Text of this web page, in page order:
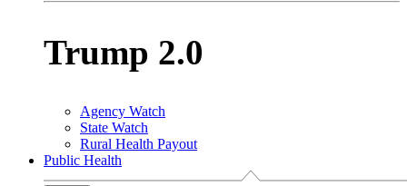
Trump 2.0
Agency Watch
State Watch
Rural Health Payout
Public Health